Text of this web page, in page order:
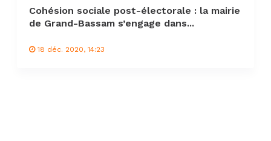
Cohésion sociale post-électorale : la mairie
de Grand-Bassam s’engage dans...
18 déc. 2020, 14:23